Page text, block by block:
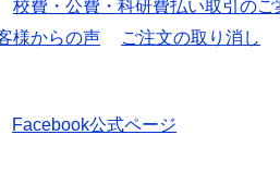
校費・公費・科研費払い取引のご
様からの声 ご注文の取り消し
Facebook公式ページ